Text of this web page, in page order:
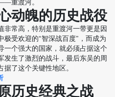
重渡河。
魄的历史战役
常高，特别是重渡河一带更是因
受欢迎的“智深战百度”，而成为
一个强大的国家，就必须占据这个
生了激烈的战斗，最后东吴的周
了这个关键性地区。
历史经典之战